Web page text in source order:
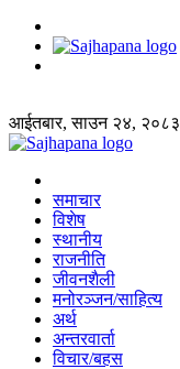
आईतबार, साउन २४, २०८३
समाचार
विशेष
स्थानीय
राजनीति
जीवनशैली
मनोरञ्जन/साहित्य
अर्थ
अन्तरवार्ता
विचार/बहस